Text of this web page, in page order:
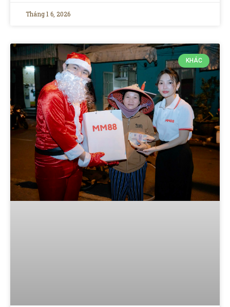
Tháng 1 6, 2026
KHÁC